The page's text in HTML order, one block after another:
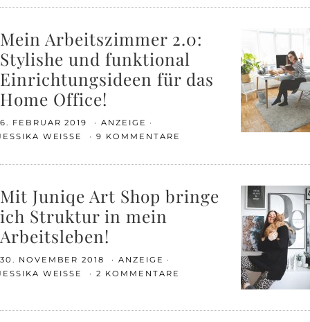
Mein Arbeitszimmer 2.0:
Stylishe und funktional
Einrichtungsideen für das
Home Office!
6. FEBRUAR 2019
ANZEIGE
WEISSE
9 KOMMENTARE
Mit Juniqe Art Shop bringe
ich Struktur in mein
Arbeitsleben!
30. NOVEMBER 2018
ANZEIGE
WEISSE
2 KOMMENTARE